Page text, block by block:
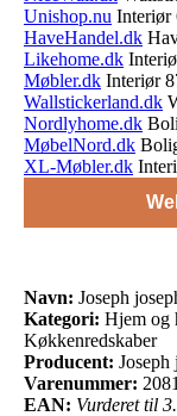
Unishop.nu Interiør
HaveHandel.dk
Likehome.dk
Møbler.dk Interiør
Wallstickerland.dk
Nordlyhome.dk
MøbelNord.dk
XL-Møbler.dk
Navn: Joseph
Kategori: Hjem og
Køkkenredskaber
Producent: Joseph
Varenummer:
EAN: Vurderet til